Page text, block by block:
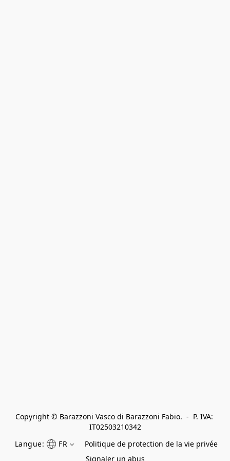
Copyright © Barazzoni Vasco di Barazzoni Fabio.  -  P. IVA:
IT02503210342
Langue:
FR
Politique de protection de la vie privée
Signaler un abus